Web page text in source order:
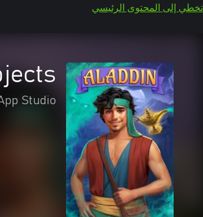
تخطي إلى المحتوى الرئيسي
Studio